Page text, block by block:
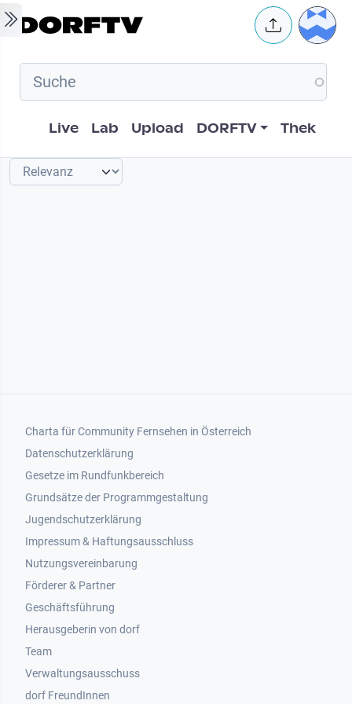
Skip to main content User
Hauptnavigation
Live Lab Upload DORFTV Thek
Footer 1
Charta für Community Fernsehen in Österreich
Datenschutzerklärung
Gesetze im Rundfunkbereich
Grundsätze der Programmgestaltung
Jugendschutzerklärung
Impressum & Haftungsausschluss
Nutzungsvereinbarung
Footer 2
Förderer & Partner
Geschäftsführung
Herausgeberin von dorf
Team
Verwaltungsausschuss
dorf FreundInnen